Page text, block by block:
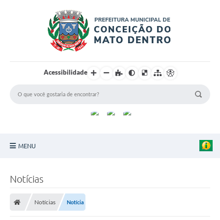
Acessibilidade
MENU
Turismo
Notícias
Notícias Notícia